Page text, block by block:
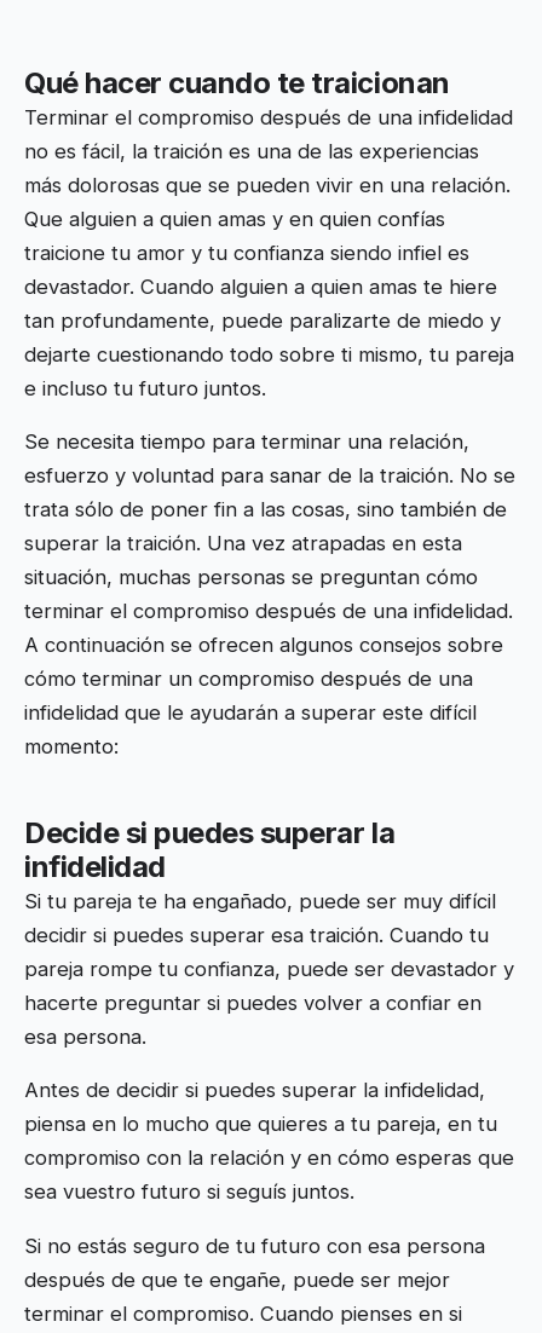
Qué hacer cuando te traicionan
Terminar el compromiso después de una infidelidad
no es fácil, la traición es una de las experiencias
más dolorosas que se pueden vivir en una relación.
Que alguien a quien amas y en quien confías
traicione tu amor y tu confianza siendo infiel es
devastador. Cuando alguien a quien amas te hiere
tan profundamente, puede paralizarte de miedo y
dejarte cuestionando todo sobre ti mismo, tu pareja
e incluso tu futuro juntos.
Se necesita tiempo para terminar una relación,
esfuerzo y voluntad para sanar de la traición. No se
trata sólo de poner fin a las cosas, sino también de
superar la traición. Una vez atrapadas en esta
situación, muchas personas se preguntan cómo
terminar el compromiso después de una infidelidad.
A continuación se ofrecen algunos consejos sobre
cómo terminar un compromiso después de una
infidelidad que le ayudarán a superar este difícil
momento:
Decide si puedes superar la
infidelidad
Si tu pareja te ha engañado, puede ser muy difícil
decidir si puedes superar esa traición. Cuando tu
pareja rompe tu confianza, puede ser devastador y
hacerte preguntar si puedes volver a confiar en
esa persona.
Antes de decidir si puedes superar la infidelidad,
piensa en lo mucho que quieres a tu pareja, en tu
compromiso con la relación y en cómo esperas que
sea vuestro futuro si seguís juntos.
Si no estás seguro de tu futuro con esa persona
después de que te engañe, puede ser mejor
terminar el compromiso. Cuando pienses en si